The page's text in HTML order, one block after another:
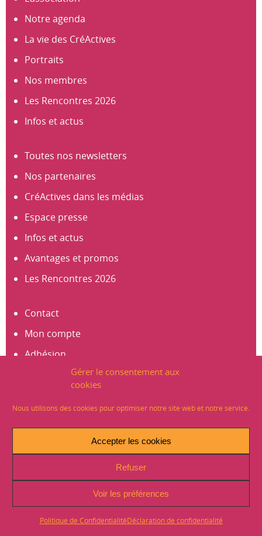
Gérer le consentement aux
cookies
Nous utilisons des cookies pour optimiser notre site web et notre service.
Accepter les cookies
Refuser
Voir les préférences
Politique de ConfidentialitéDéclaration de confidentialité
Notre agenda
La vie des CréActives
Portraits
Nos membres
Les Rencontres 2026
Infos et actus
Toutes nos newsletters
Nos partenaires
CréActives dans les médias
Espace presse
Infos et actus
Avantages et promos
Les Rencontres 2026
Contact
Mon compte
Adhésion
S’abonner à la newsletter
Mentions légales
Politique de Confidentialité (RGPD)